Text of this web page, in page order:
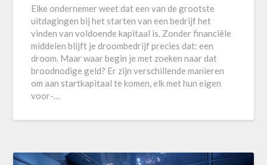
Elke ondernemer weet dat een van de grootste
uitdagingen bij het starten van een bedrijf het
vinden van voldoende kapitaal is. Zonder financiële
middelen blijft je droombedrijf precies dat: een
droom. Maar waar begin je met zoeken naar dat
broodnodige geld? Er zijn verschillende manieren
om aan startkapitaal te komen, elk met hun eigen
voor-…